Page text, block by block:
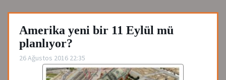
Amerika yeni bir 11 Eylül mü
planlıyor?
26 Ağustos 2016 22:35